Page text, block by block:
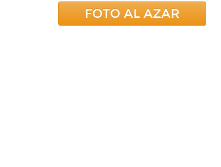
FOTO AL AZAR